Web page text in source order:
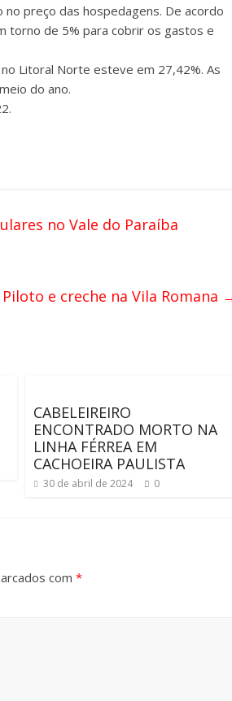
preço das hospedagens. De acordo
torno de 5% para cobrir os gastos e
Litoral Norte esteve em 27,42%. As
do ano.
no Vale do Paraíba
e creche na Vila Romana
CABELEIREIRO
ENCONTRADO MORTO NA
LINHA FÉRREA EM
CACHOEIRA PAULISTA
30 de abril de 2024 0
com *